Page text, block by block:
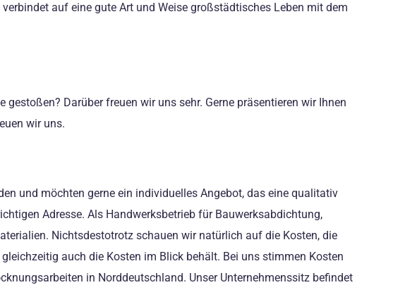
auf eine gute Art und Weise großstädtisches Leben mit dem
Darüber freuen wir uns sehr. Gerne präsentieren wir Ihnen
wir uns.
und möchten gerne ein individuelles Angebot, das eine qualitativ
Adresse. Als Handwerksbetrieb für Bauwerksabdichtung,
Nichtsdestotrotz schauen wir natürlich auf die Kosten, die
auch die Kosten im Blick behält. Bei uns stimmen Kosten
in Norddeutschland. Unser Unternehmenssitz befindet